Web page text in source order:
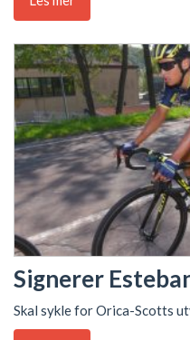
Signerer
Skal sykle for Orica-Scotts